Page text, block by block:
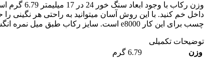
داخل خم کنید. با این روش آسان میتوانید به راحتی هر نگینی
چسب برای این کار e8000 است. سایز رکاب طبق میل نمره انگشتر بین 64 و 65 مردانه است. در این مواقع با توجه به آناتومی انگشت برای هر دو سایز قابل استفاده است.
توضیحات تکمیلی
وزن
6.79 گرم